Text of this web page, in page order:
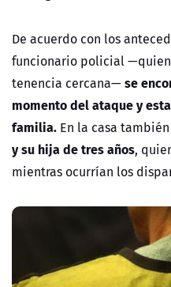
De acuerdo con los
funcionario policial
tenencia cercana—se
momento del ataque y
familia. En la casa
y su hija de tres años,
mientras ocurrían los